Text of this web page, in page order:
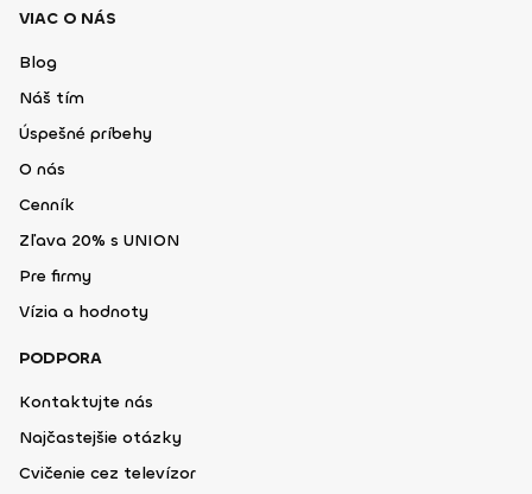
VIAC O NÁS
Blog
Náš tím
Úspešné príbehy
O nás
Cenník
Zľava 20% s UNION
Pre firmy
Vízia a hodnoty
PODPORA
Kontaktujte nás
Najčastejšie otázky
Cvičenie cez televízor